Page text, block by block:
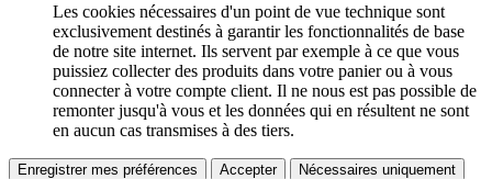
Les cookies nécessaires d'un point de vue technique sont
exclusivement destinés à garantir les fonctionnalités de base
de notre site internet. Ils servent par exemple à ce que vous
puissiez collecter des produits dans votre panier ou à vous
connecter à votre compte client. Il ne nous est pas possible de
remonter jusqu'à vous et les données qui en résultent ne sont
en aucun cas transmises à des tiers.
Enregistrer mes préférences Accepter Nécessaires uniquement